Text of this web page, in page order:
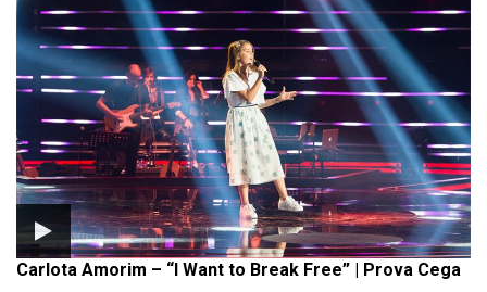
Carlota Amorim – “I Want to Break Free” | Prova Cega